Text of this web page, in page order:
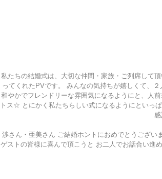
私たちの結婚式は、大切な仲間・家族・ご列席して
ってくれたPVです。 みんなの気持ちが嬉しくて、
和やかでフレンドリーな雰囲気になるようにと、人
トス☆ とにかく私たちらしい式になるようにといっ
渉さん・亜美さん ご結婚ホントにおめでとうござい
ゲストの皆様に喜んで頂こうと お二人でお話合い進